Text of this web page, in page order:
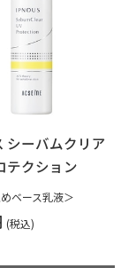
シーバムクリア
テクション
ベース乳液＞